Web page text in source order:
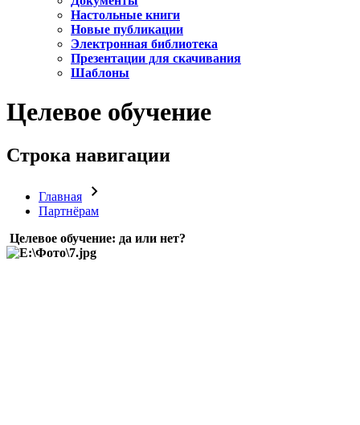
Настольные книги
Новые публикации
Электронная библиотека
Презентации для скачивания
Шаблоны
Целевое обучение
Строка навигации
Главная
Партнёрам
Целевое обучение: да или нет?